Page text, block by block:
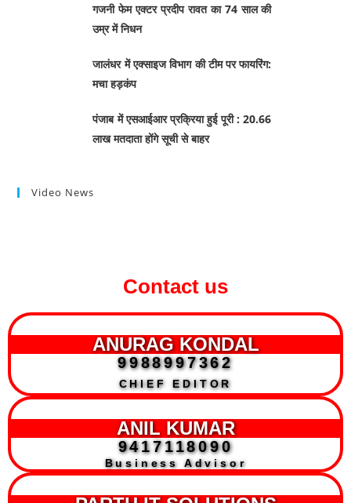
गजनी फेम एक्टर प्रदीप रावत का 74 साल की
उम्र में निधन
जालंधर में एक्साइज विभाग की टीम पर फायरिंग:
मचा हड़कंप
पंजाब में एसआईआर प्रक्रिया हुई पूरी : 20.66
लाख मतदाता होंगे सूची से बाहर
Video News
Contact us
ANURAG KONDAL
9988997362
CHIEF EDITOR
ANIL KUMAR
9417118090
Business Advisor